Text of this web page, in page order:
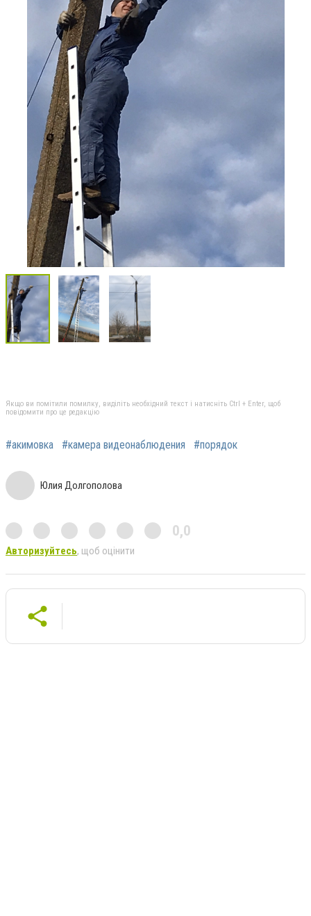
Якщо ви помітили помилку, виділіть необхідний текст і натисніть Ctrl + Enter, щоб
повідомити про це редакцію
#акимовка #камера видеонаблюдения #порядок
Юлия Долгополова
0,0
Авторизуйтесь, щоб оцінити